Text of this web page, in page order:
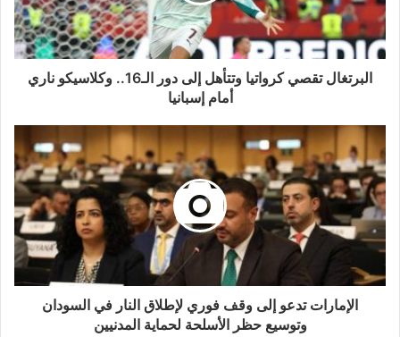
البرتغال تقصي كرواتيا وتتأهل إلى دور الـ16.. وكلاسيكو ناري
أمام إسبانيا
الإمارات تدعو إلى وقف فوري لإطلاق النار في السودان
وتوسيع حظر الأسلحة لحماية المدنيين